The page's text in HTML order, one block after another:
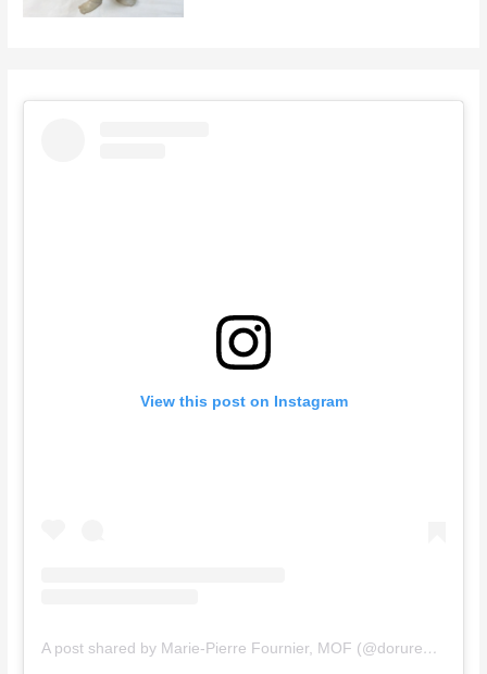
View this post on Instagram
A post shared by Marie-Pierre Fournier, MOF (@dorurepolychromie)